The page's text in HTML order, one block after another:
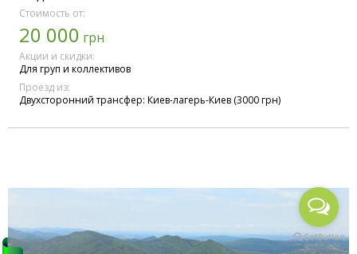
Стоимость от:
20 000 грн
Акции и скидки:
Для груп и коллективов
Проезд из:
Двухсторонний трансфер: Киев-лагерь-Киев (3000 грн)